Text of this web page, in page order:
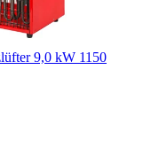
9,0 kW 1150